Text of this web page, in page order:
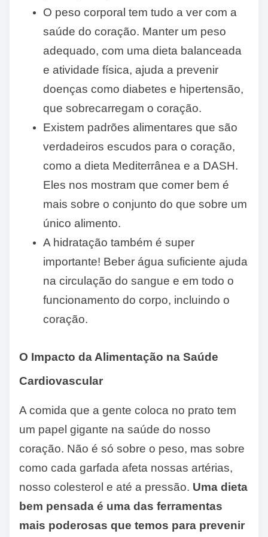
O peso corporal tem tudo a ver com a
saúde do coração. Manter um peso
adequado, com uma dieta balanceada
e atividade física, ajuda a prevenir
doenças como diabetes e hipertensão,
que sobrecarregam o coração.
Existem padrões alimentares que são
verdadeiros escudos para o coração,
como a dieta Mediterrânea e a DASH.
Eles nos mostram que comer bem é
mais sobre o conjunto do que sobre um
único alimento.
A hidratação também é super
importante! Beber água suficiente ajuda
na circulação do sangue e em todo o
funcionamento do corpo, incluindo o
coração.
O Impacto da Alimentação na Saúde
Cardiovascular
A comida que a gente coloca no prato tem
um papel gigante na saúde do nosso
coração. Não é só sobre o peso, mas sobre
como cada garfada afeta nossas artérias,
nosso colesterol e até a pressão. Uma dieta
bem pensada é uma das ferramentas
mais poderosas que temos para prevenir